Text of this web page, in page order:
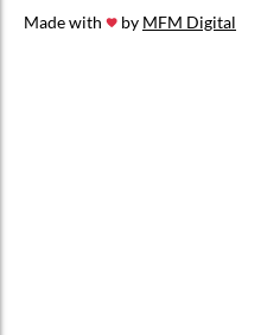
Made with
by MFM Digital